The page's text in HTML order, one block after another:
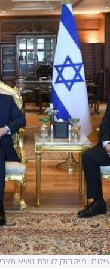
צילום: פייסבוק לשכת נשיא